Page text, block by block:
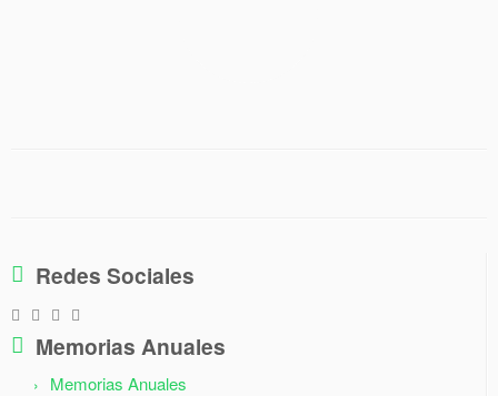
Redes Sociales
Memorias Anuales
Memorias Anuales